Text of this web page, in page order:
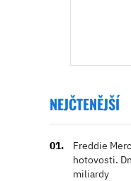
NEJČTENĚJŠÍ
Freddie
hotovosti.
miliardy